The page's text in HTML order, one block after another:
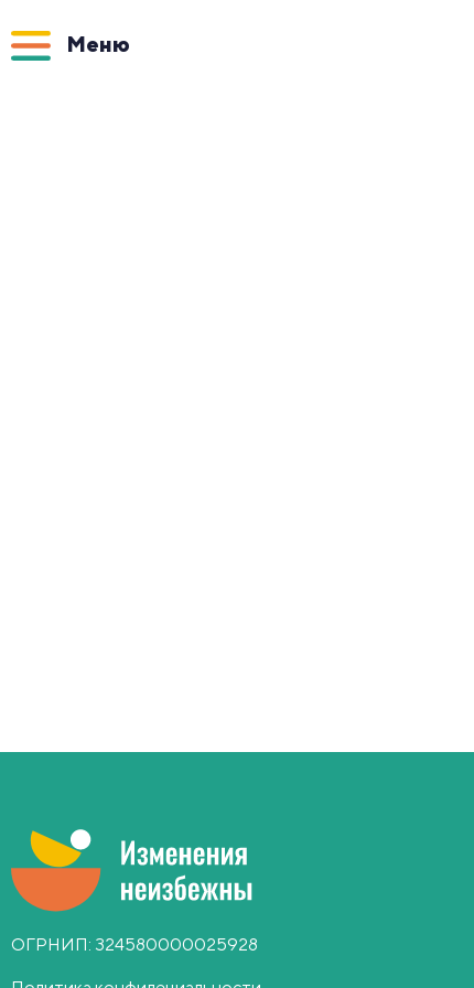
ОГРНИП: 324580000025928